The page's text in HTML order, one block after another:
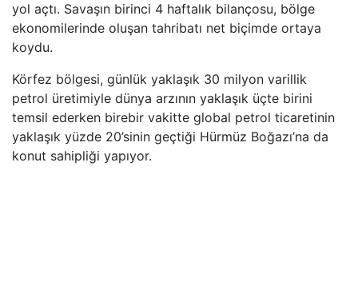
yol açtı. Savaşın birinci 4 haftalık bilançosu, bölge
ekonomilerinde oluşan tahribatı net biçimde ortaya
koydu.
Körfez bölgesi, günlük yaklaşık 30 milyon varillik
petrol üretimiyle dünya arzının yaklaşık üçte birini
temsil ederken birebir vakitte global petrol ticaretinin
yaklaşık yüzde 20’sinin geçtiği Hürmüz Boğazı’na da
konut sahipliği yapıyor.